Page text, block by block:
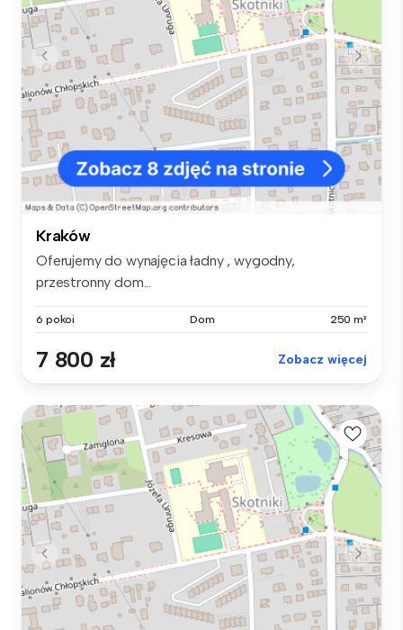
Kraków
Oferujemy do wynajęcia ładny , wygodny,
przestronny dom...
6 pokoi Dom 250 m²
7 800 zł Zobacz więcej